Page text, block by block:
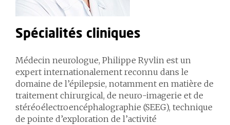
Spécialités cliniques
Médecin neurologue, Philippe Ryvlin est un
expert internationalement reconnu dans le
domaine de l’épilepsie, notamment en matière de
traitement chirurgical, de neuro-imagerie et de
stéréoélectroencéphalographie (SEEG), technique
de pointe d’exploration de l’activité